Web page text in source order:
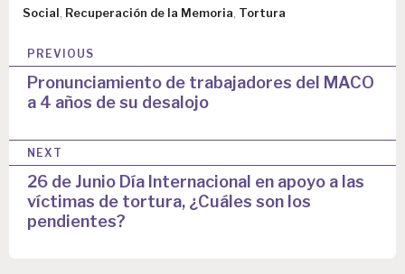
Social Recuperación de la Memoria Tortura
N
e
g
a
c
PREVIOUS
Pronunciamiento de trabajadores del MACO
a 4 años de su desalojo
NEXT
26 de Junio Día Internacional en apoyo a las
víctimas de tortura, ¿Cuáles son los
pendientes?